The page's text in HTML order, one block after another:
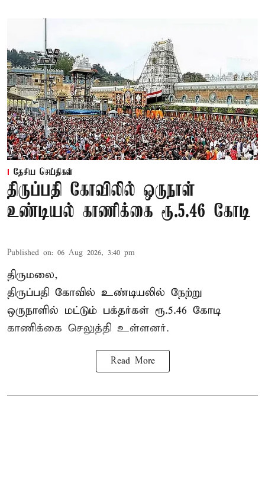
தேசிய செய்திகள்
திருப்பதி கோவிலில் ஒருநாள்
உண்டியல் காணிக்கை ரூ.5.46 கோடி
Published on: 06 Aug 2026, 3:40 pm
திருமலை,
திருப்பதி கோவில் உண்டியலில் நேற்று
ஒருநாளில் மட்டும் பக்தர்கள் ரூ.5.46 கோடி
காணிக்கை செலுத்தி உள்ளனர்.
Read More